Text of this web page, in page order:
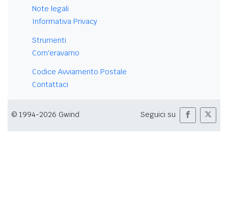
Note legali
Informativa Privacy
Strumenti
Com'eravamo
Codice Avviamento Postale
Contattaci
© 1994-2026 Gwind Seguici su